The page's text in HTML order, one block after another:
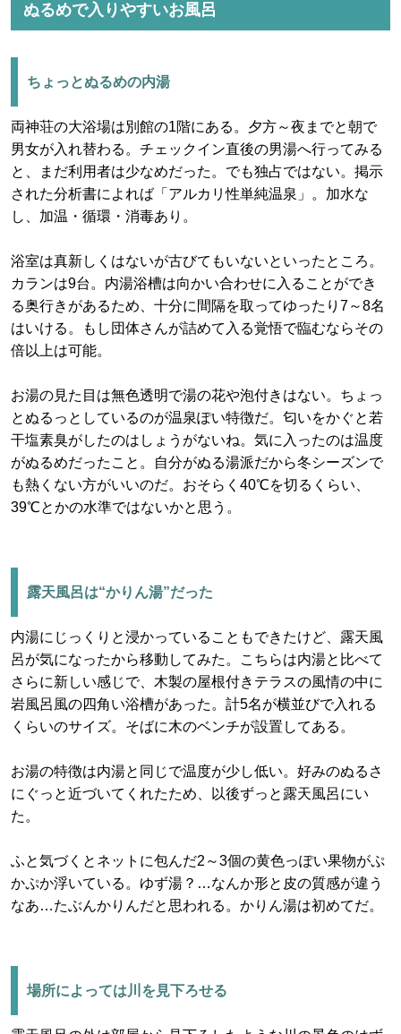
ぬるめで入りやすいお風呂
ちょっとぬるめの内湯
両神荘の大浴場は別館の1階にある。夕方～夜までと朝で
男女が入れ替わる。チェックイン直後の男湯へ行ってみる
と、まだ利用者は少なめだった。でも独占ではない。掲示
された分析書によれば「アルカリ性単純温泉」。加水な
し、加温・循環・消毒あり。
浴室は真新しくはないが古びてもいないといったところ。
カランは9台。内湯浴槽は向かい合わせに入ることができ
る奥行きがあるため、十分に間隔を取ってゆったり7～8名
はいける。もし団体さんが詰めて入る覚悟で臨むならその
倍以上は可能。
お湯の見た目は無色透明で湯の花や泡付きはない。ちょっ
とぬるっとしているのが温泉ぽい特徴だ。匂いをかぐと若
干塩素臭がしたのはしょうがないね。気に入ったのは温度
がぬるめだったこと。自分がぬる湯派だから冬シーズンで
も熱くない方がいいのだ。おそらく40℃を切るくらい、
39℃とかの水準ではないかと思う。
露天風呂は“かりん湯”だった
内湯にじっくりと浸かっていることもできたけど、露天風
呂が気になったから移動してみた。こちらは内湯と比べて
さらに新しい感じで、木製の屋根付きテラスの風情の中に
岩風呂風の四角い浴槽があった。計5名が横並びで入れる
くらいのサイズ。そばに木のベンチが設置してある。
お湯の特徴は内湯と同じで温度が少し低い。好みのぬるさ
にぐっと近づいてくれたため、以後ずっと露天風呂にい
た。
ふと気づくとネットに包んだ2～3個の黄色っぽい果物がぷ
かぷか浮いている。ゆず湯？…なんか形と皮の質感が違う
なあ…たぶんかりんだと思われる。かりん湯は初めてだ。
場所によっては川を見下ろせる